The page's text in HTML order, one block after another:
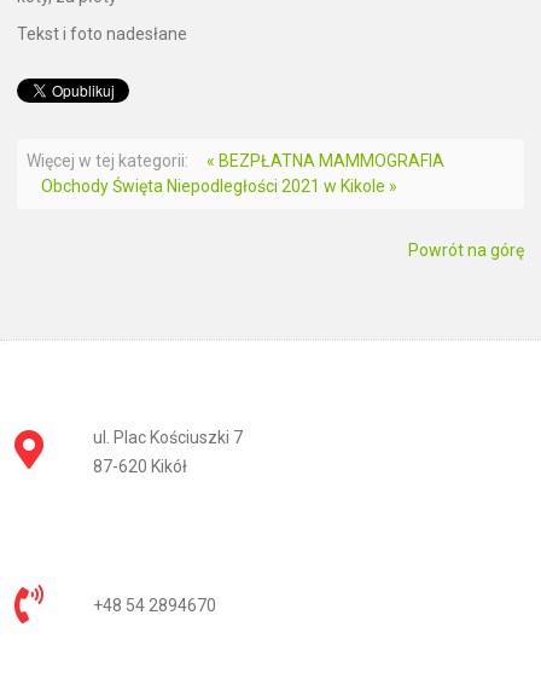
Tekst i foto nadesłane
Więcej w tej kategorii:
« BEZPŁATNA MAMMOGRAFIA
Obchody Święta Niepodległości 2021 w Kikole »
Powrót na górę
ul. Plac Kościuszki 7
87-620 Kikół
+48 54 2894670